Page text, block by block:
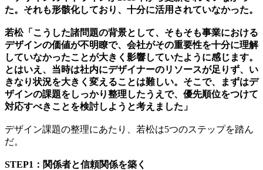
た。それも形骸化しており、十分に活用されていなかった。
若松「こうした諸問題の背景として、そもそも事業における
デザインの価値が不明瞭で、会社がその重要性を十分に理解
していなかったことが大きく影響していたように感じます。
とはいえ、当時は社内にデザイナーのリソースが足りず、い
きなり状況を大きく変えることは難しい。そこで、まずはデ
ザインの課題をしっかり整理したうえで、優先順位をつけて
対応すべきことを検討しようと考えました」
デザイン課題の整理にあたり、若松は5つのステップを踏ん
だ。
STEP1：関係者と信頼関係を築く